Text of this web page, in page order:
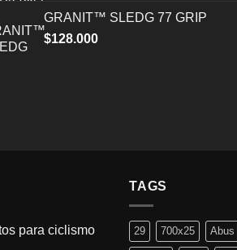
GRANIT™ SLEDG 77 GRIP
$128.000
para ciclismo
TAGS
29 700x25 Abus